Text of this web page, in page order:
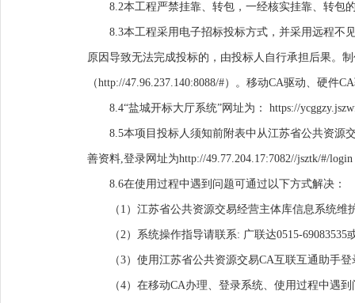
8.2本工程严禁挂靠、转包，一经核实挂靠、转包
8.3本工程采用电子招标投标方式，并采用远程不
原因导致无法完成投标的，由投标人自行承担后果。
（http://47.96.237.140:8088/#）。移动CA驱动、硬件
8.4“盐城开标大厅系统”网址为： https://
8.5本项目投标人须知前附表中从江苏省公共资源
善资料,登录网址为http://49.77.204.17:7082//jsztk/#/login
8.6在使用过程中遇到问题可通过以下方式解决：
（ 1）江苏省公共资源交易经营主体库信息系统维
（2）系统操作指导请联系: 广联达0515-69083535
（3）使用江苏省公共资源交易CA互联互通助手
（4）在移动CA办理、登录系统、使用过程中遇